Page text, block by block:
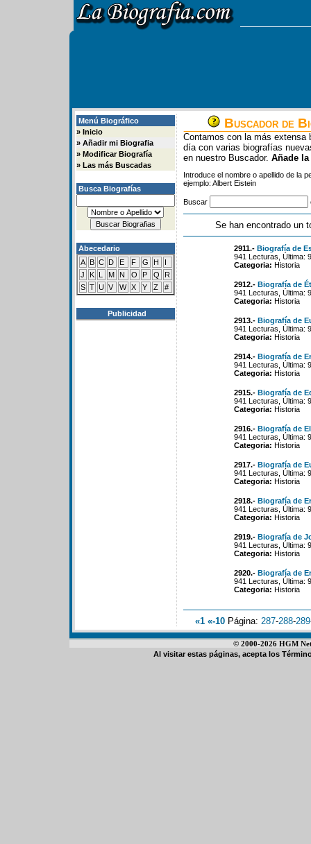
Menú Biográfico
» Inicio
» Añadir mi Biografia
» Modificar Biografía
» Las más Buscadas
Busca Biografías
Abecedario
A B C D E F G H
I
J
K L M N O P Q
R
S T U V W X Y Z #
Publicidad
Buscador de
Contamos con la más extensa
día con varias biografías
en nuestro Buscador. Añade
Introduce el nombre o apellido de la
ejemplo: Albert Eistein
Buscar
Se han encontrado un
2911.- Biografía de
941 Lecturas, Última:
Categoria: Historia
2912.- Biografía de
941 Lecturas, Última:
Categoria: Historia
2913.- Biografía de
941 Lecturas, Última:
Categoria: Historia
2914.- Biografía de
941 Lecturas, Última:
Categoria: Historia
2915.- Biografía de
941 Lecturas, Última:
Categoria: Historia
2916.- Biografía de
941 Lecturas, Última:
Categoria: Historia
2917.- Biografía de
941 Lecturas, Última:
Categoria: Historia
2918.- Biografía de
941 Lecturas, Última:
Categoria: Historia
2919.- Biografía de
941 Lecturas, Última:
Categoria: Historia
2920.- Biografía de
941 Lecturas, Última:
Categoria: Historia
«1 «-10 Página: 287-288-289
© 2000-2026 HGM
Al visitar estas páginas, acepta los